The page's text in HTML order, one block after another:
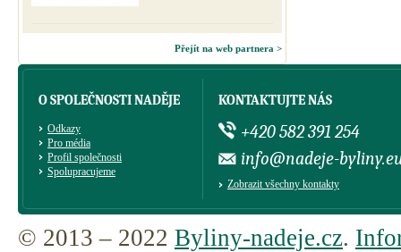
Přejít na web partnera >
O SPOLEČNOSTI NADĚJE
Odkazy
Pro média
Profil společnosti
Spolupracujeme
KONTAKTUJTE NÁS
+420 582 391 254
info@nadeje-
Zobrazit všechny kontakty
© 2013 – 2022 Byliny-nadeje.cz.